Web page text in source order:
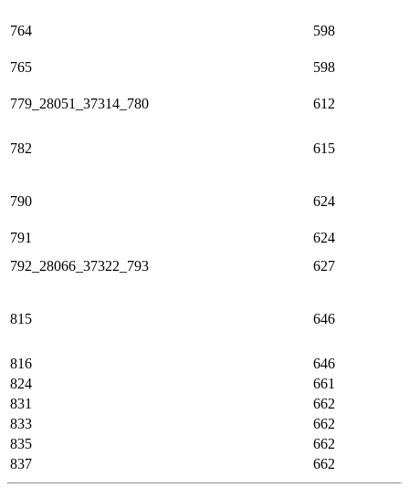
764 598
765 598
779_28051_37314_780 612
782 615
790 624
791
624
792_28066_37322_793
627
815 646
816
646
824
661
831
662
833
662
835
662
837
662